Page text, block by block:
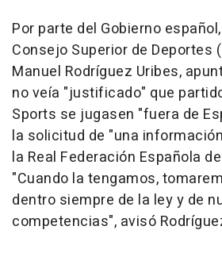
Por parte del Gobierno
Consejo Superior de Deportes
Manuel Rodríguez Uribes,
no veía "justificado" que
Sports se jugasen "fuera de
la solicitud de "una
la Real Federación Española
"Cuando la tengamos,
dentro siempre de la ley y de
competencias", avisó